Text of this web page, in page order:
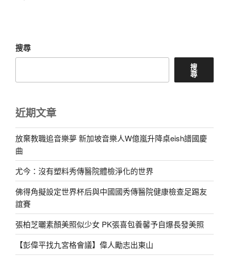
搜尋
搜
尋
近期文章
放棄教職追音樂夢 新加坡音樂人W億嵐升降桌eish譜國慶
曲
尤今：沒有塑料秀傳醫院體檢淨化的世界
佛得角擬設定世界杯后與中國國秀傳醫院健康檢查足踢友
誼賽
張柏芝曬素顏美照似少女 PK張喜包養馨予自爆長發美照
【彭偉平找九宮格會議】偉人勵志出東山